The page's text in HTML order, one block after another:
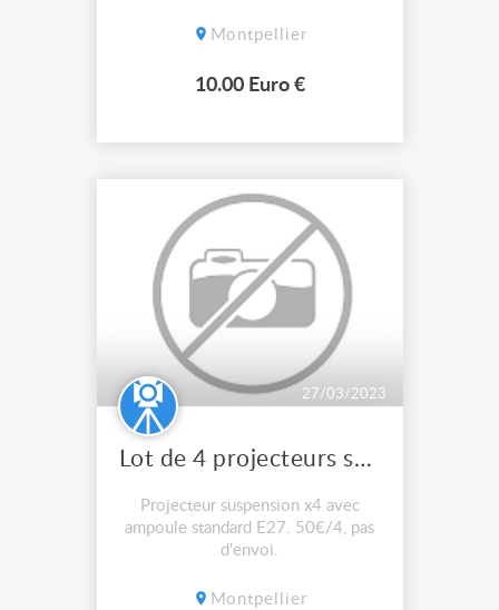
Montpellier
10.00 Euro €
27/03/2023
Lot de 4 projecteurs suspension
Projecteur suspension x4 avec
ampoule standard E27. 50€/4, pas
d'envoi.
Montpellier